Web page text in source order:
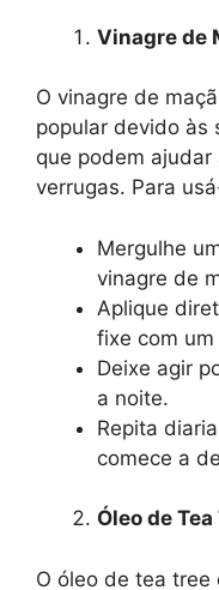
Vinagre de
O vinagre de
popular devido às
que podem
verrugas. Para
Mergulhe
vinagre de
Aplique
fixe com
Deixe agir
a noite.
Repita
comece a
Óleo de Tea
O óleo de tea tree